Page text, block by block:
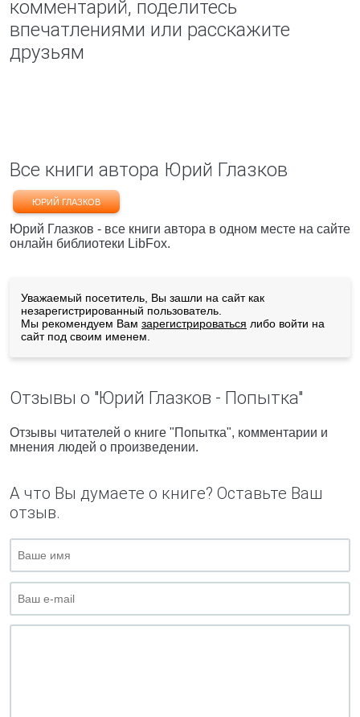
комментарий, поделитесь
впечатлениями или расскажите
друзьям
Все книги автора Юрий Глазков
ЮРИЙ ГЛАЗКОВ
Юрий Глазков - все книги автора в одном месте на сайте
онлайн библиотеки LibFox.
Уважаемый посетитель, Вы зашли на сайт как
незарегистрированный пользователь.
Мы рекомендуем Вам зарегистрироваться либо войти на
сайт под своим именем.
Отзывы о "Юрий Глазков - Попытка"
Отзывы читателей о книге "Попытка", комментарии и
мнения людей о произведении.
А что Вы думаете о книге? Оставьте Ваш
отзыв.